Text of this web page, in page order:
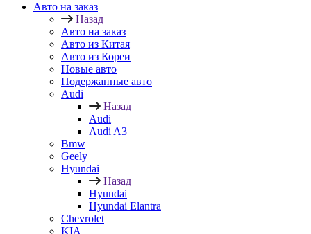
Авто на заказ
Назад
Авто на заказ
Авто из Китая
Авто из Кореи
Новые авто
Подержанные авто
Audi
Назад
Audi
Audi A3
Bmw
Geely
Hyundai
Назад
Hyundai
Hyundai Elantra
Chevrolet
KIA